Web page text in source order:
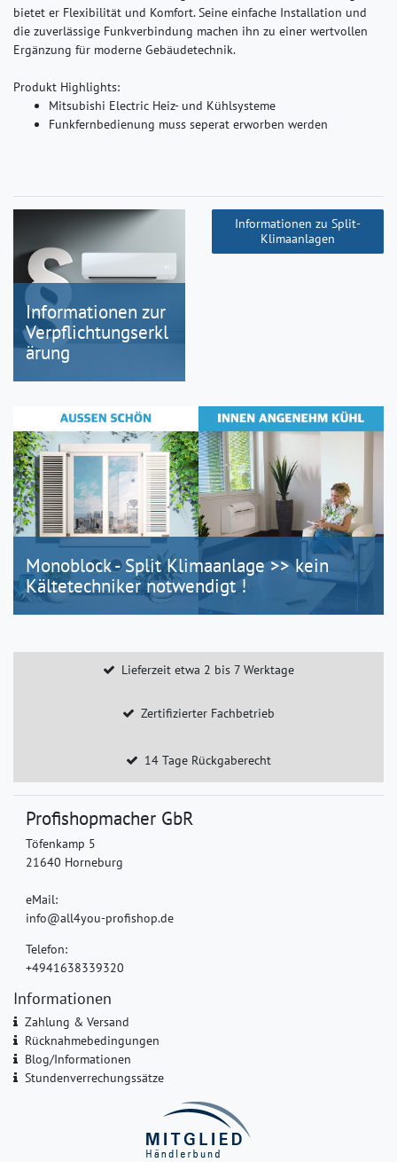
bietet er Flexibilität und Komfort. Seine einfache Installation und
die zuverlässige Funkverbindung machen ihn zu einer wertvollen
Ergänzung für moderne Gebäudetechnik.
Produkt Highlights:
Mitsubishi Electric Heiz- und Kühlsysteme
Funkfernbedienung muss seperat erworben werden
Informationen zur
Verpflichtungserkl
ärung
Informationen zu Split-
Klimaanlagen
Monoblock - Split Klimaanlage >> kein
Kältetechniker notwendigt !
Lieferzeit etwa 2 bis 7 Werktage
Zertifizierter Fachbetrieb
14 Tage Rückgaberecht
Profishopmacher GbR
Töfenkamp 5
21640 Horneburg
eMail:
info@all4you-profishop.de
Telefon:
+4941638339320
Informationen
Zahlung & Versand
Rücknahmebedingungen
Blog/Informationen
Stundenverrechungssätze